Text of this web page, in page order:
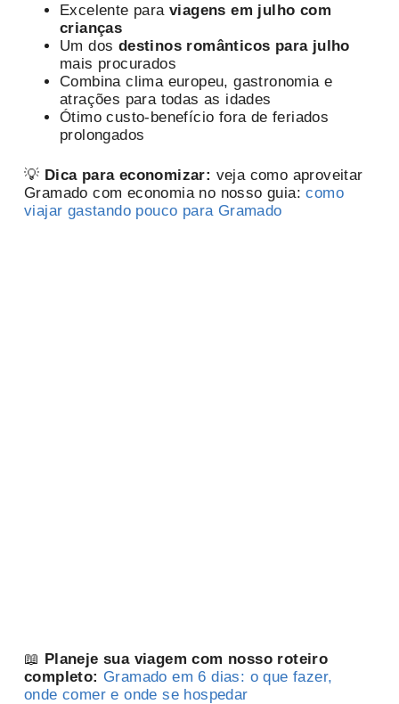
Excelente para viagens em julho com
crianças
Um dos destinos românticos para julho
mais procurados
Combina clima europeu, gastronomia e
atrações para todas as idades
Ótimo custo-benefício fora de feriados
prolongados
💡 Dica para economizar: veja como aproveitar
Gramado com economia no nosso guia:como
viajar gastando pouco para Gramado
📖 Planeje sua viagem com nosso roteiro
completo: Gramado em 6 dias: o que fazer,
onde comer e onde se hospedar